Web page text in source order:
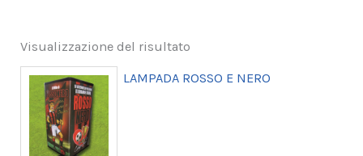
Visualizzazione del risultato
LAMPADA ROSSO E NERO